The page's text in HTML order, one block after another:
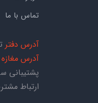
تماس با ما
آدرس دفتر
آدرس مغازه
پشتیبانی
ارتباط مشتریان